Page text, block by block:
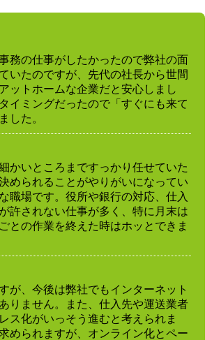
務の仕事がしたかったので弊社の面
いたのですが、先代の社長から世間
ットホームな企業だと安心しまし
イミングだったので「すぐにも来て
した。
かいところまですっかり任せていた
められることがやりがいになってい
職場です。役所や銀行の対応、仕入
許されない仕事が多く、特に月末は
との作業を終えた時はホッとできま
が、今後は弊社でもインターネット
りません。また、仕入先や運送業者
ス化がいっそう進むと考えられま
められますが、オンライン化とペー